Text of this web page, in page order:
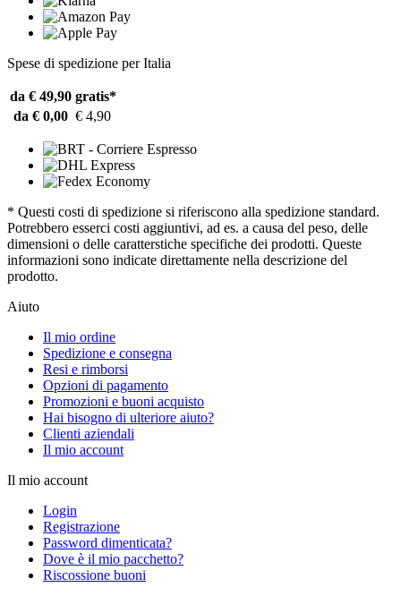
Spese di spedizione per Italia
da € 49,90 gratis*
da € 0,00 € 4,90
* Questi costi di spedizione si riferiscono alla spedizione standard.
Potrebbero esserci costi aggiuntivi, ad es. a causa del peso, delle
dimensioni o delle caratterstiche specifiche dei prodotti. Queste
informazioni sono indicate direttamente nella descrizione del
prodotto.
Aiuto
Il mio ordine
Spedizione e consegna
Resi e rimborsi
Opzioni di pagamento
Promozioni e buoni acquisto
Hai bisogno di ulteriore aiuto?
Clienti aziendali
Il mio account
Il mio account
Login
Registrazione
Password dimenticata?
Dove è il mio pacchetto?
Riscossione buoni